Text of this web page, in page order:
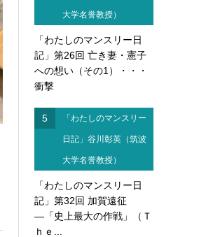
大学名誉教授）
「わたしのマンスリー日
記」第26回 亡き妻・憲子
への想い（その1）・・・
衝撃
5 「わたしのマンスリー
日記」谷川彰英（筑波
大学名誉教授）
「わたしのマンスリー日
記」第32回 加賀遠征
―「史上最大の作戦」（Ｔ
ｈｅ...